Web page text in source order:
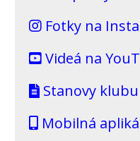
Fotky na
Videá na
Stanovy klubu
Mobilná